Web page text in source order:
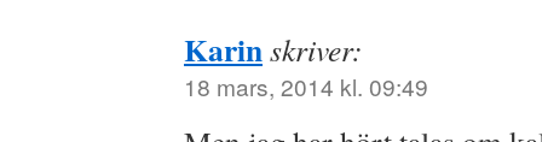
Karinskriver:
18 mars, 2014 kl. 09:49